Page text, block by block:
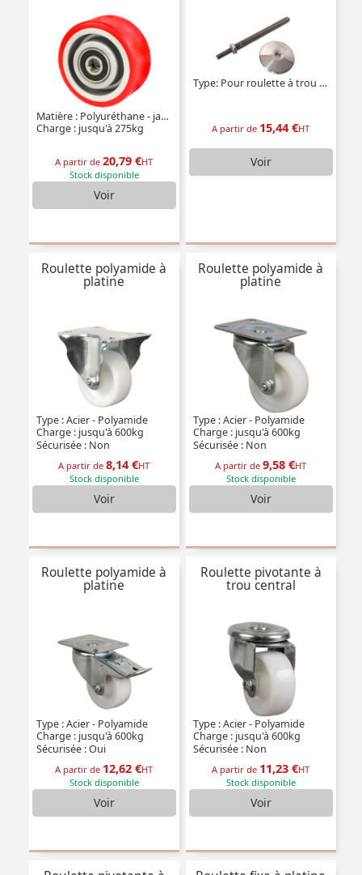
Matière : Polyuréthane - jante aluminium (ultra-roulante)
Charge : jusqu'à 275kg
A partir de20,79 €HT
Stock disponible
Voir
Type: Pour roulette à trou central
A partir de 15,44 €HT
Voir
Roulette polyamide à
platine
Type : Acier - Polyamide
Charge : jusqu'à 600kg
Sécurisée : Non
A partir de8,14 €HT
Stock disponible
Voir
Roulette polyamide à
platine
Type : Acier - Polyamide
Charge : jusqu'à 600kg
Sécurisée : Non
A partir de9,58 €HT
Stock disponible
Voir
Roulette polyamide à
platine
Type : Acier - Polyamide
Charge : jusqu'à 600kg
Sécurisée : Oui
A partir de 12,62 €HT
Stock disponible
Voir
Roulette pivotante à
trou central
Type : Acier - Polyamide
Charge : jusqu'à 600kg
Sécurisée : Non
A partir de 11,23 €HT
Stock disponible
Voir